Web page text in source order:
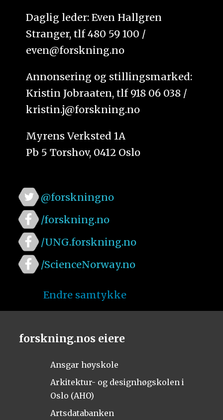
Daglig leder: Even Hallgren
Stranger, tlf 480 59 100 /
even@forskning.no
Annonsering og stillingsmarked:
Kristin Jobraaten, tlf 918 06 038 /
kristin.j@forskning.no
Myrens Verksted 1A
Pb 5 Torshov, 0412 Oslo
@forskningno
/forskning.no
/UNG.forskning.no
/ScienceNorway.no
Endre samtykke
forskning.nos eiere
Ansgar høyskole
Arkitektur- og designhøgskolen i
Oslo (AHO)
Artsdatabanken